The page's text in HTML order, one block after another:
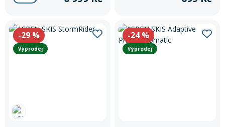
a bezpečná volba pro
juniorské lyžaře.
-29 %
Výprodej
-24%
Výprodej